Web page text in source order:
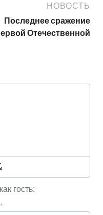
НОВОСТЬ
Последнее сражение
Отечественной
гость:
*